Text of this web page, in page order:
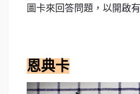
圖卡來回答問題，以開啟
恩典卡